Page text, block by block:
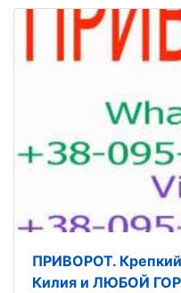
ПРИВОРОТ.
Килия и ЛЮБОЙ